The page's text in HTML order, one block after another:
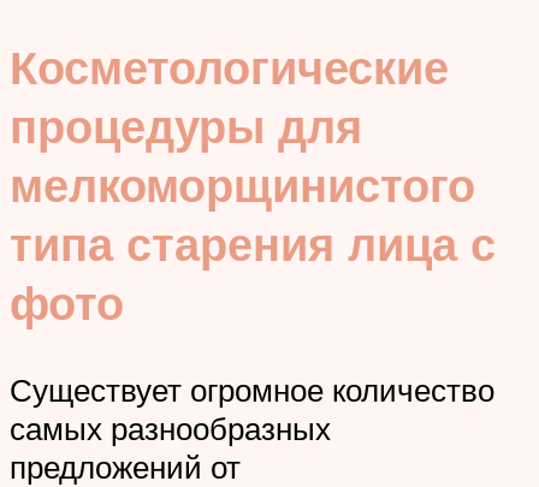
Косметологические
процедуры для
мелкоморщинистого
типа старения лица с
фото
Существует огромное количество
самых разнообразных
предложений от